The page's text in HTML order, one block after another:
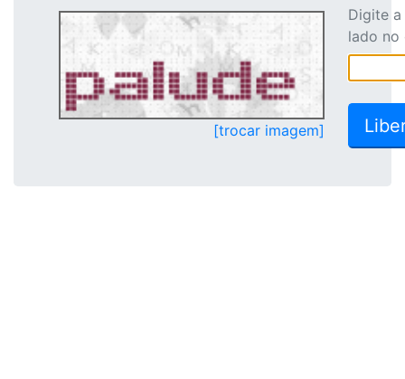
[trocar imagem]
Digite
lado no